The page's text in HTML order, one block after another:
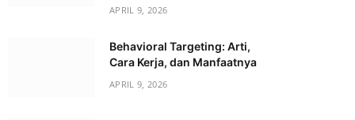
APRIL 9, 2026
Behavioral Targeting: Arti,
Cara Kerja, dan Manfaatnya
APRIL 9, 2026